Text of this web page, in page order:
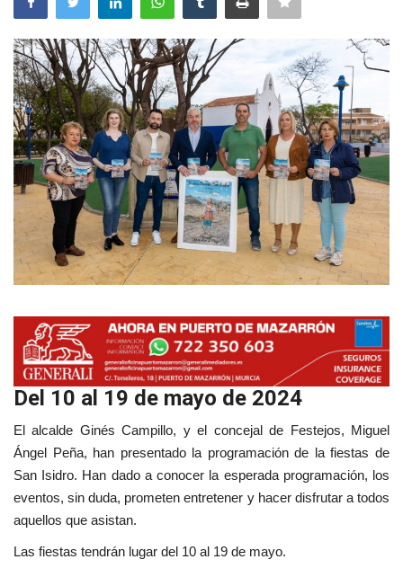
Entrevistas
Reportajes
Empresas
Mapa de Mazarrón
Vídeos
Galerías
Contacto
Empresas
Del 10 al 19 de mayo de 2024
El alcalde Ginés Campillo, y el concejal de Festejos, Miguel
Ángel Peña, han presentado la programación de la fiestas de
San Isidro. Han dado a conocer la esperada programación, los
eventos, sin duda, prometen entretener y hacer disfrutar a todos
aquellos que asistan.
Las fiestas tendrán lugar del 10 al 19 de mayo.